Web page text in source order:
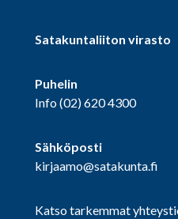
Satakuntaliiton virasto
Puhelin
Info(02) 620 4300
Sähköposti
kirjaamo@satakunta.fi
Katso tarkemmat